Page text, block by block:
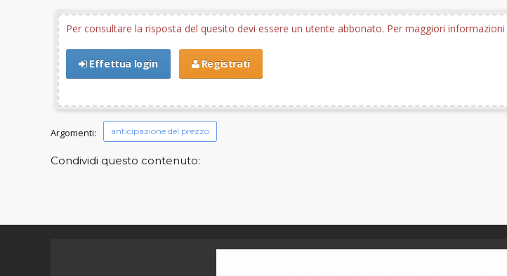
Per consultare la risposta del quesito devi essere un utente abbonato. Per maggiori informazioni
Effettua login Registrati
Argomenti: anticipazione del prezzo
Condividi questo contenuto: